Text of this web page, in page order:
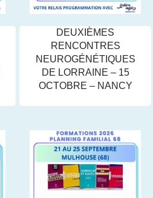
DEUXIÈMES
RENCONTRES
NEUROGÉNÉTIQUES
DE LORRAINE – 15
OCTOBRE – NANCY